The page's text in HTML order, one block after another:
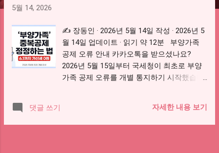
5월 14, 2026
✍️ 장동인 · 2026년 5월 14일 작성 · 2026년 5
월 14일 업데이트 · 읽기 약 12분 부양가족
공제 오류 안내 카카오톡을 받으셨나요?
2026년 5월 15일부터 국세청이 최초로 부양
가족 공제 오류를 개별 통지하기 시작했습니
카오톡 또는 네이버 알림이 발송됩니다. 안내
를 받았다면 당황할 필요 없습니다. 종합소득
댓글 쓰기 자세한 내용 보기